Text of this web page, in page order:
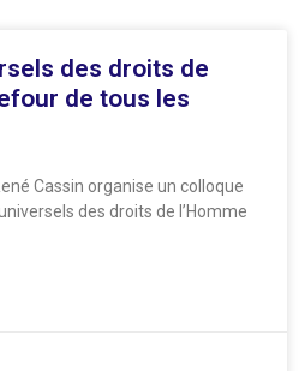
des droits de
de tous les
Cassin organise un colloque
des droits de l’Homme